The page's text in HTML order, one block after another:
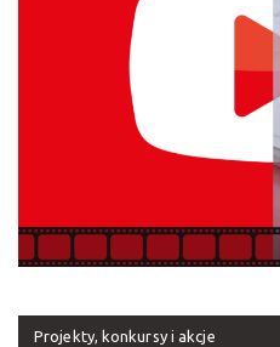
Projekty, konkursy i akcje